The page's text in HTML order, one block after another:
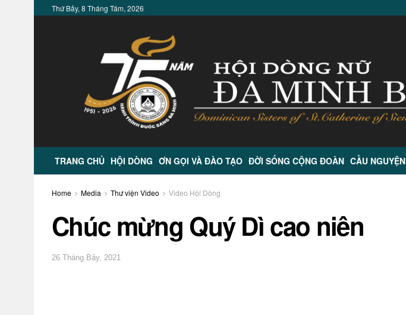
Thứ Bảy, 8 Tháng Tám, 2026
TRANG CHỦ HỘI DÒNG ƠN GỌI VÀ ĐÀO TẠO ĐỜI SỐNG CỘNG ĐOÀN CẦU NGUYỆN
Home Media Thư viện Video Video Hội Dòng
Chúc mừng Quý Dì cao niên
26 Tháng Bảy, 2021